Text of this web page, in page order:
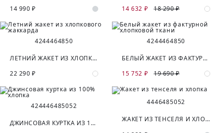
14 990 ₽
14 632 ₽
18 290 ₽
4244464850
ЛЕТНИЙ ЖАКЕТ ИЗ ХЛОПКОВОГО ЖАККАРДА
22 290 ₽
4244464850
БЕЛЫЙ ЖАКЕТ ИЗ ФАКТУРНОЙ ХЛОПКОВОЙ ТКАНИ
15 752 ₽
19 690 ₽
424446485052
ДЖИНСОВАЯ КУРТКА ИЗ 100% ХЛОПКА
4446485052
ЖАКЕТ ИЗ ТЕНСЕЛЯ И ХЛОПКА